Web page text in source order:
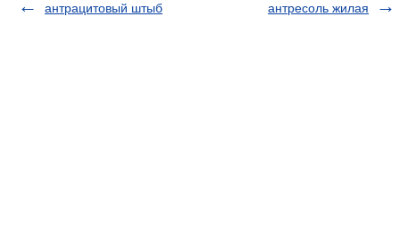
антрацитовый штыб антресоль жилая